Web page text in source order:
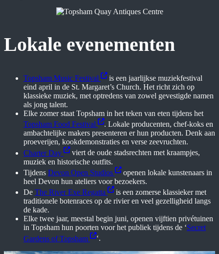
Lokale evenementen
Topsham Music Festival
is een jaarlijkse muziekfestival
eind april in de St. Margaret’s Church. Het richt zich op
klassieke muziek, met optredens van zowel gevestigde namen
als jong talent.
Elke zomer staat Topsham in het teken van eten tijdens het
Topsham Food Festival
. Lokale producenten, chef-koks en
ambachtelijke makers presenteren er hun producten. Denk aan
proeverijen, kookdemonstraties en verse zeevruchten.
Charter Day
viert de oude stadsrechten met kraampjes,
muziek en historische outfits.
Tijdens Devon Open Studios
openen lokale kunstenaars in
heel Devon hun ateliers voor bezoekers.
De The River Exe Regatta
is een zomerse klassieker met
traditionele botenraces op de rivier en veel gezelligheid langs
de kade.
Elke twee jaar, meestal begin juni, openen vijftien privétuinen
in Topsham hun poorten voor het publiek tijdens de ‘Secret
Gardens of Topsham
‘.